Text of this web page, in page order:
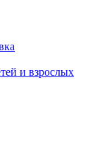
и взрослых